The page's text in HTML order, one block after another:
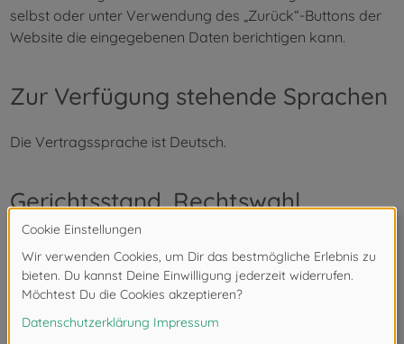
selbst oder unter Verwendung des „Zurück“-Buttons der
Website die eingegebenen Daten berichtigen kann.
Zur Verfügung stehende Sprachen
Die Vertragssprache ist Deutsch.
Gerichtsstand, Rechtswahl
mit dem Liefergeschäft ist, soweit vereinbar, ist der Sitz
des Verkäufers. Dies wird vereinbart für den Fall, dass der
öffentlichen Rechts oder ein öffentlich-rechtliches